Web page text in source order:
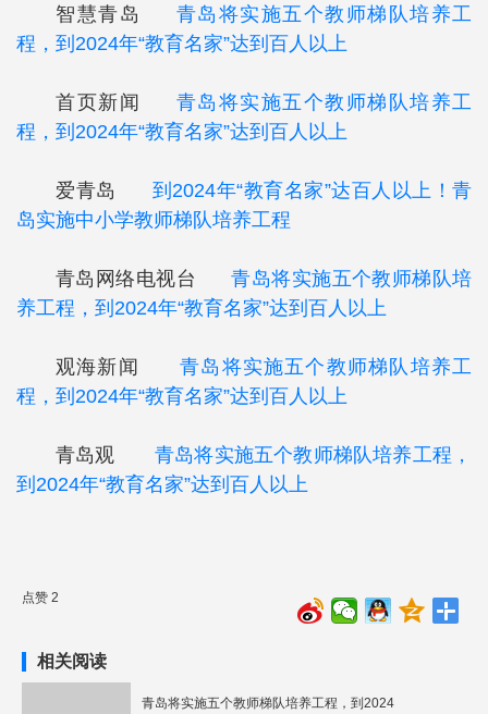
智慧青岛
青岛将实施五个教师梯队培养工
程，到2024年“教育名家”达到百人以上
首页新闻 青岛将实施五个教师梯队培养工
程，到2024年“教育名家”达到百人以上
爱青岛 到2024年“教育名家”达百人以上！青
岛实施中小学教师梯队培养工程
青岛网络电视台青岛将实施五个教师梯队培
养工程，到2024年“教育名家”达到百人以上
观海新闻青岛将实施五个教师梯队培养工
程，到2024年“教育名家”达到百人以上
青岛观 青岛将实施五个教师梯队培养工程，
到2024年“教育名家”达到百人以上
点赞 2
相关阅读
青岛将实施五个教师梯队培养工程，到2024